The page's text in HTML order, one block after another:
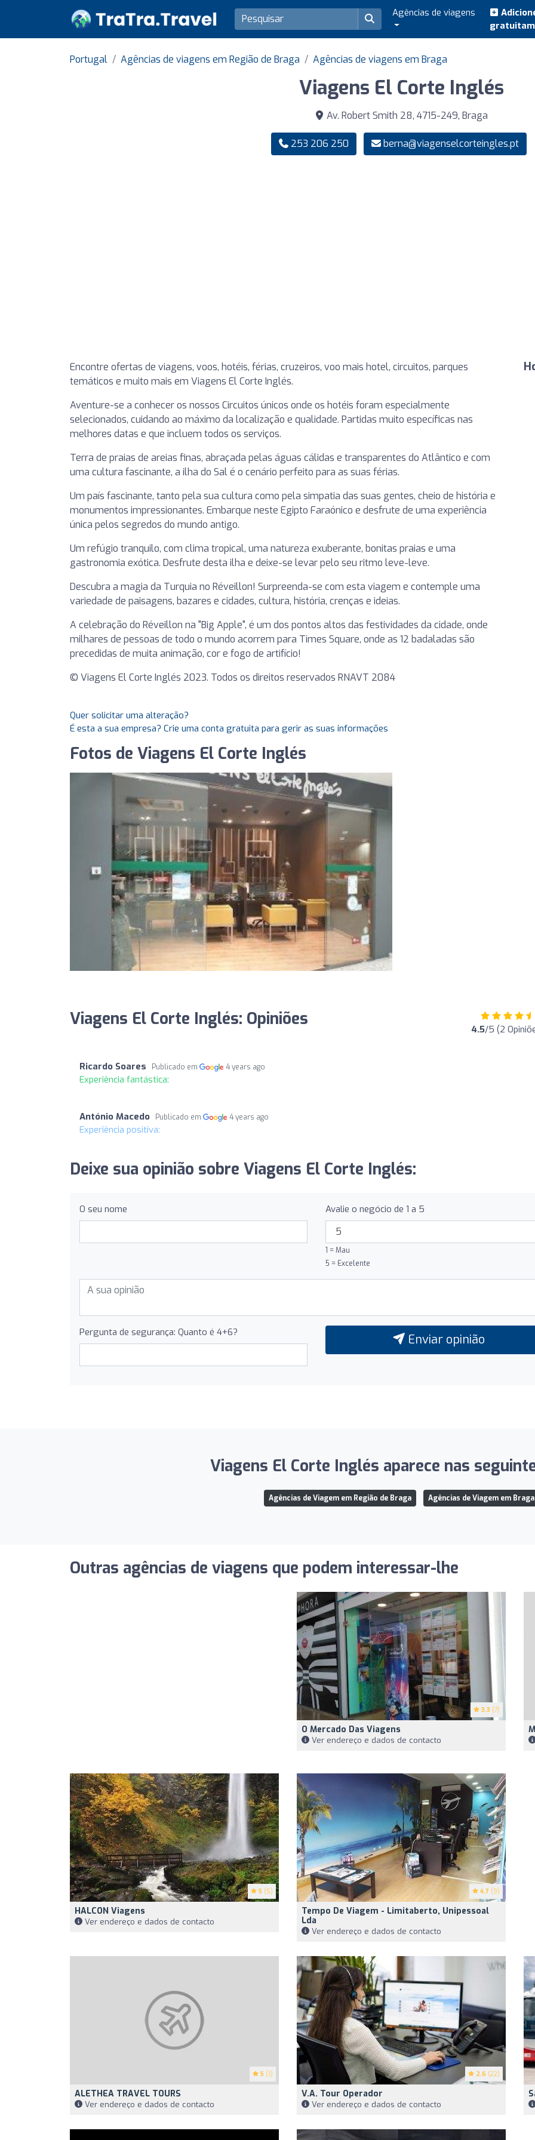
Agências de viagens
Portugal Agências de viagens em Região de Braga Agências de viagens em Braga
Viagens El Corte Inglés
Av. Robert Smith 28, 4715-249, Braga
253 206 250 berna@viagenselcorteingles.pt
Encontre ofertas de viagens, voos, hotéis, férias, cruzeiros, voo mais hotel, circuitos, parques
temáticos e muito mais em Viagens El Corte Inglés.
Aventure-se a conhecer os nossos Circuitos únicos onde os hotéis foram especialmente
selecionados, cuidando ao máximo da localização e qualidade. Partidas muito específicas nas
melhores datas e que incluem todos os serviços.
Terra de praias de areias finas, abraçada pelas águas cálidas e transparentes do Atlântico e com
uma cultura fascinante, a ilha do Sal é o cenário perfeito para as suas férias.
Um país fascinante, tanto pela sua cultura como pela simpatia das suas gentes, cheio de história e
monumentos impressionantes. Embarque neste Egipto Faraónico e desfrute de uma experiência
única pelos segredos do mundo antigo.
Um refúgio tranquilo, com clima tropical, uma natureza exuberante, bonitas praias e uma
gastronomia exótica. Desfrute desta ilha e deixe-se levar pelo seu ritmo leve-leve.
Descubra a magia da Turquia no Réveillon! Surpreenda-se com esta viagem e contemple uma
variedade de paisagens, bazares e cidades, cultura, história, crenças e ideias.
A celebração do Réveillon na "Big Apple", é um dos pontos altos das festividades da cidade, onde
milhares de pessoas de todo o mundo acorrem para Times Square, onde as 12 badaladas são
precedidas de muita animação, cor e fogo de artifício!
© Viagens El Corte Inglés 2023. Todos os direitos reservados RNAVT 2084
Quer solicitar uma alteração?
É esta a sua empresa? Crie uma conta gratuita para gerir as suas informações
Fotos de Viagens El Corte Inglés
Viagens El Corte Inglés: Opiniões 4.5/5 (2
Ricardo Soares Publicado em 4 years ago
Experiência fantástica:
António Macedo Publicado em 4 years ago
Experiência positiva:
Deixe sua opinião sobre Viagens El Corte Inglés:
O seu nome Avalie o negócio de 1 a 5
1 = Mau
5 = Excelente
Pergunta de segurança: Quanto é 4+6? Enviar opinião
Viagens El Corte Inglés aparece nas
Agências de Viagem em Região de Braga Agências de Viagem em Braga
Outras agências de viagens que podem interessar-lhe
3.3 (7)
O Mercado Das Viagens
Ver endereço e dados de contacto
5 (5)
HALCON Viagens
Ver endereço e dados de contacto
4.7 (9)
Tempo De Viagem - Limitaberto, Unipessoal
Lda
Ver endereço e dados de contacto
5 (1)
ALETHEA TRAVEL TOURS
Ver endereço e dados de contacto
2.6 (22)
V.A. Tour Operador
Ver endereço e dados de contacto